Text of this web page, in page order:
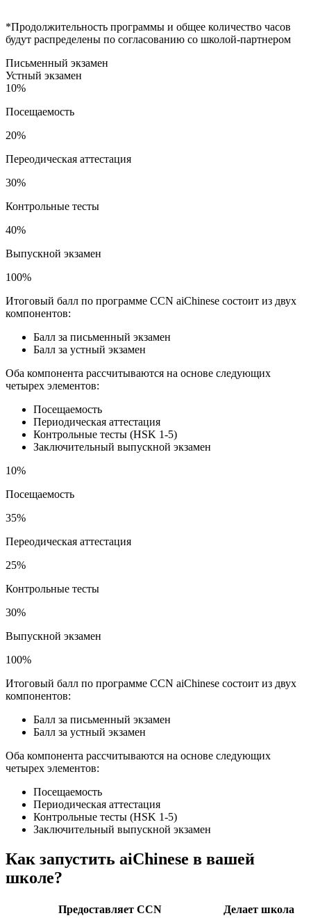
*Продолжительность программы и общее количество часов
будут распределены по согласованию со школой-партнером
Письменный экзамен
Устный экзамен
10%
Посещаемость
20%
Переодическая аттестация
30%
Контрольные тесты
40%
Выпускной экзамен
100%
Итоговый балл по программе CCN aiChinese состоит из двух
компонентов:
Балл за письменный экзамен
Балл за устный экзамен
Оба компонента рассчитываются на основе следующих
четырех элементов:
Посещаемость
Периодическая аттестация
Контрольные тесты (HSK 1-5)
Заключительный выпускной экзамен
10%
Посещаемость
35%
Переодическая аттестация
25%
Контрольные тесты
30%
Выпускной экзамен
100%
Итоговый балл по программе CCN aiChinese состоит из двух
компонентов:
Балл за письменный экзамен
Балл за устный экзамен
Оба компонента рассчитываются на основе следующих
четырех элементов:
Посещаемость
Периодическая аттестация
Контрольные тесты (HSK 1-5)
Заключительный выпускной экзамен
Как запустить aiChinese в вашей
школе?
Предоставляет CCN
Делает школа